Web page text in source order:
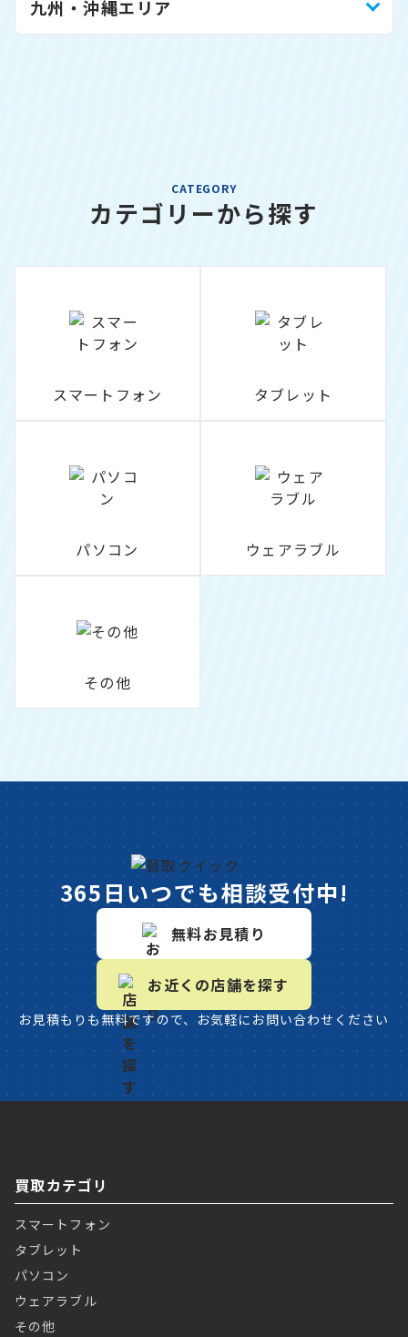
九州・沖縄エリア
CATEGORY
カテゴリーから探す
スマートフォン タブレット
パソコン ウェアラブル
その他
365日いつでも相談受付中!
無料お見積り
お近くの店舗を探す
お見積もりも無料ですので、お気軽にお問い合わせください
買取カテゴリ
スマートフォン
タブレット
パソコン
ウェアラブル
その他